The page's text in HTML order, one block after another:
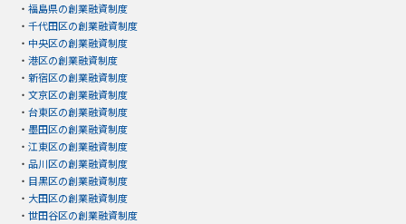
・ 福島県の創業融資制度
・ 千代田区の創業融資制度
・ 中央区の創業融資制度
・ 港区の創業融資制度
・ 新宿区の創業融資制度
・ 文京区の創業融資制度
・ 台東区の創業融資制度
・ 墨田区の創業融資制度
・ 江東区の創業融資制度
・ 品川区の創業融資制度
・ 目黒区の創業融資制度
・ 大田区の創業融資制度
・ 世田谷区の創業融資制度